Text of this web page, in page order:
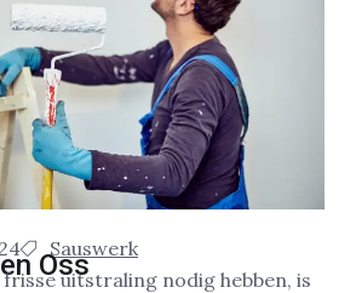
Sauswerk
Ossuitstraling nodig hebben, is